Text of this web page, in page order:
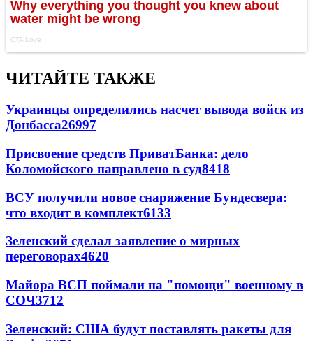
ЧИТАЙТЕ ТАКЖЕ
Украинцы определились насчет вывода войск из
Донбасса26997
Присвоение средств ПриватБанка: дело
Коломойского направлено в суд8418
ВСУ получили новое снаряжение Бундесвера:
что входит в комплект6133
Зеленский сделал заявление о мирных
переговорах4620
Майора ВСП поймали на "помощи" военному в
СОЧ3712
Зеленский: США будут поставлять ракеты для